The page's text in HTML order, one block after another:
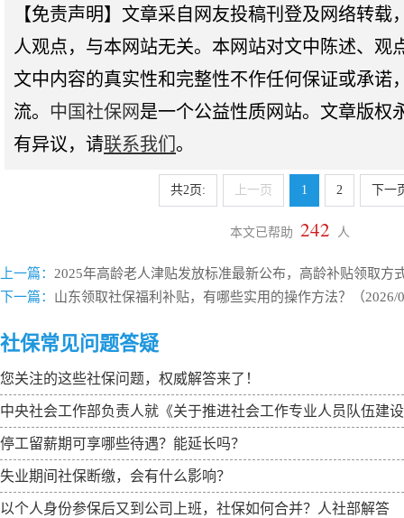
【免责声明】文章采自网友投稿刊登及网络转载
人观点，与本网站无关。本网站对文中陈述、观
文中内容的真实性和完整性不作任何保证或承诺
流。 中国社保网 是一个公益性质网站。文章版权
有异议，请联系我们 。
共2页: 上一页 1 2 下一
本文已帮助 242 人
上一篇： 2025年高龄老人津贴发放标准最新公布，高龄补贴领取方
下一篇： 山东领取社保福利补贴，有哪些实用的操作方法？（2026/
社保常见问题答疑
您关注的这些社保问题，权威解答来了！
中央社会工作部负责人就《关于推进社会工作专业人员队伍建
停工留薪期可享哪些待遇？能延长吗？
失业期间社保断缴，会有什么影响？
以个人身份参保后又到公司上班，社保如何合并？人社部解答